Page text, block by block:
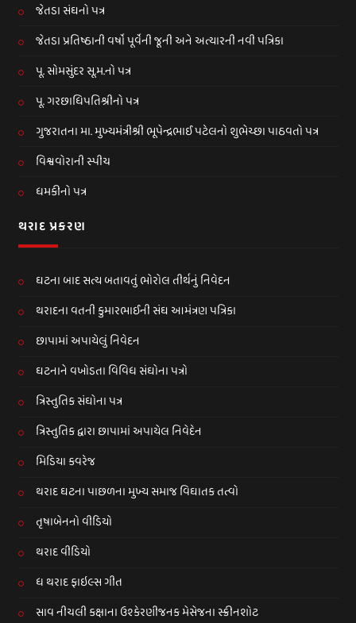
જેતડા સંઘનો પત્ર
જેતડા પ્રતિષ્ઠાની વર્ષો પૂર્વેની જૂની અને અત્યારની નવી પત્રિકા
પૂ. સોમસુંદર સૂ.મ.નો પત્ર
પૂ. ગરછાધિપતિશ્રીનો પત્ર
ગુજરાતના મા. મુખ્યમંત્રીશ્રી ભૂપેન્દ્રભાઈ પટેલનો શુભેચ્છા પાઠવતો પત્ર
વિશ્વવોરાની સ્પીચ
ધમકીનો પત્ર
થરાદ પ્રકરણ
ઘટના બાદ સત્ય બતાવતું ભોરોલ તીર્થનું નિવેદન
થરાદના વતની કુમારભાઈની સંઘ આમંત્રણ પત્રિકા
છાપામાં અપાયેલું નિવેદન
ઘટનાને વખોડતા વિવિધ સંઘોના પત્રો
ત્રિસ્તુતિક સંઘોના પત્ર
ત્રિસ્તુતિક દ્વારા છાપામાં અપાયેલ નિવેદેન
મિડિયા કવરેજ
થરાદ ઘટના પાછળના મુખ્ય સમાજ વિઘાતક તત્વો
તૃષાબેનનો વીડિયો
થરાદ વીડિયો
ધ થરાદ ફાઇલ્સ ગીત
સાવ નીચલી કક્ષાના ઉશ્કેરણીજનક મેસેજના સ્ક્રીનશોટ